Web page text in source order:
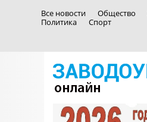
Все новости Общество
Политика
Спорт